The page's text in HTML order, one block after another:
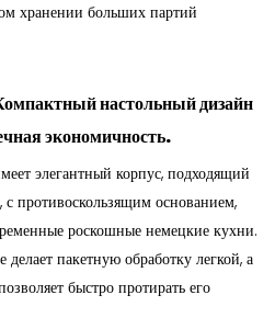
хранении больших партий
настольный дизайн
экономичность.
элегантный корпус, подходящий
противоскользящим основанием,
роскошные немецкие кухни.
пакетную обработку легкой, а
быстро протирать его